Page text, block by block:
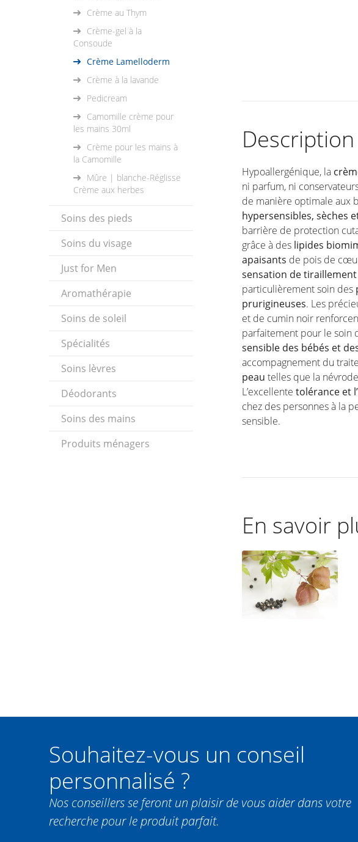
Crème au Thym
Crème-gel à la
Consoude
Crème Lamelloderm
Crème à la lavande
Pedicream
Camomille crème pour
les mains 30ml
Crème pour les mains à
la Camomille
Mûre | blanche-Réglisse
Crème aux herbes
Soins des pieds
Soins du visage
Just for Men
Aromathérapie
Soins de soleil
Spécialités
Soins lèvres
Déodorants
Soins des mains
Produits ménagers
Description
Hypoallergénique, la
ni parfum, ni
de manière optimale aux
hypersensibles, sèches
barrière de protection
grâce à des lipides
apaisants de pois de
sensation de tiraillement
particulièrement soin des
prurigineuses. Les
et de cumin noir
parfaitement pour le soin
sensible des bébés et
accompagnement du
peau telles que la
L’excellente tolérance et
chez des personnes à la
sensible.
En savoir
Souhaitez-vous un conseil
personnalisé ?
Nos conseillers se feront un plaisir de vous aider dans votre
recherche pour le produit parfait.